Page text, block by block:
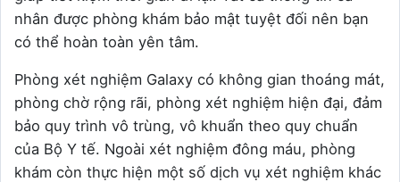
nhân được phòng khám bảo mật tuyệt đối nên bạn
có thể hoàn toàn yên tâm.
Phòng xét nghiệm Galaxy có không gian thoáng mát,
phòng chờ rộng rãi, phòng xét nghiệm hiện đại, đảm
bảo quy trình vô trùng, vô khuẩn theo quy chuẩn
của Bộ Y tế. Ngoài xét nghiệm đông máu, phòng
khám còn thực hiện một số dịch vụ xét nghiệm khác